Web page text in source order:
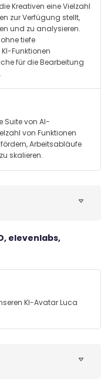
Kreativen eine Vielzahl
zur Verfügung stellt,
und zu analysieren.
tiefe
Funktionen
für die Bearbeitung
Suite von AI-
von Funktionen
Arbeitsabläufe
skalieren.
elevenlabs,
KI-Avatar Luca